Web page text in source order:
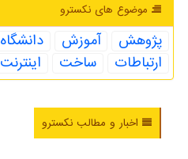
موضوع های نكسترو
پژوهش آموزش دانشگاه
ارتباطات
ساخت اینترنت
اخبار و مطالب نکسترو